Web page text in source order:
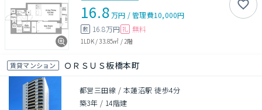
16.8万円 /管理費10,000円
敷 16.8万円 礼 無料
1LDK/33.85㎡ /2階
賃貸マンション ＯＲＳＵＳ板橋本町
都営三田線 / 本蓮沼駅 徒歩4分
築3年 / 14階建